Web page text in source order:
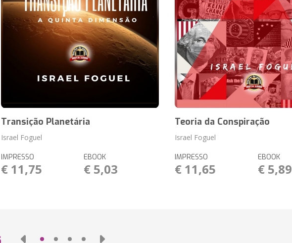
Transição Planetária
Israel Foguel
IMPRESSO
€ 11,75
EBOOK
€ 5,03
Teoria da Conspiração
Israel Foguel
IMPRESSO
€ 11,65
EBOOK
€ 5,89